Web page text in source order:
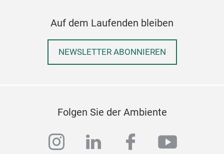
Auf dem Laufenden bleiben
NEWSLETTER ABONNIEREN
Folgen Sie der Ambiente
instagram
linkedinfacebook